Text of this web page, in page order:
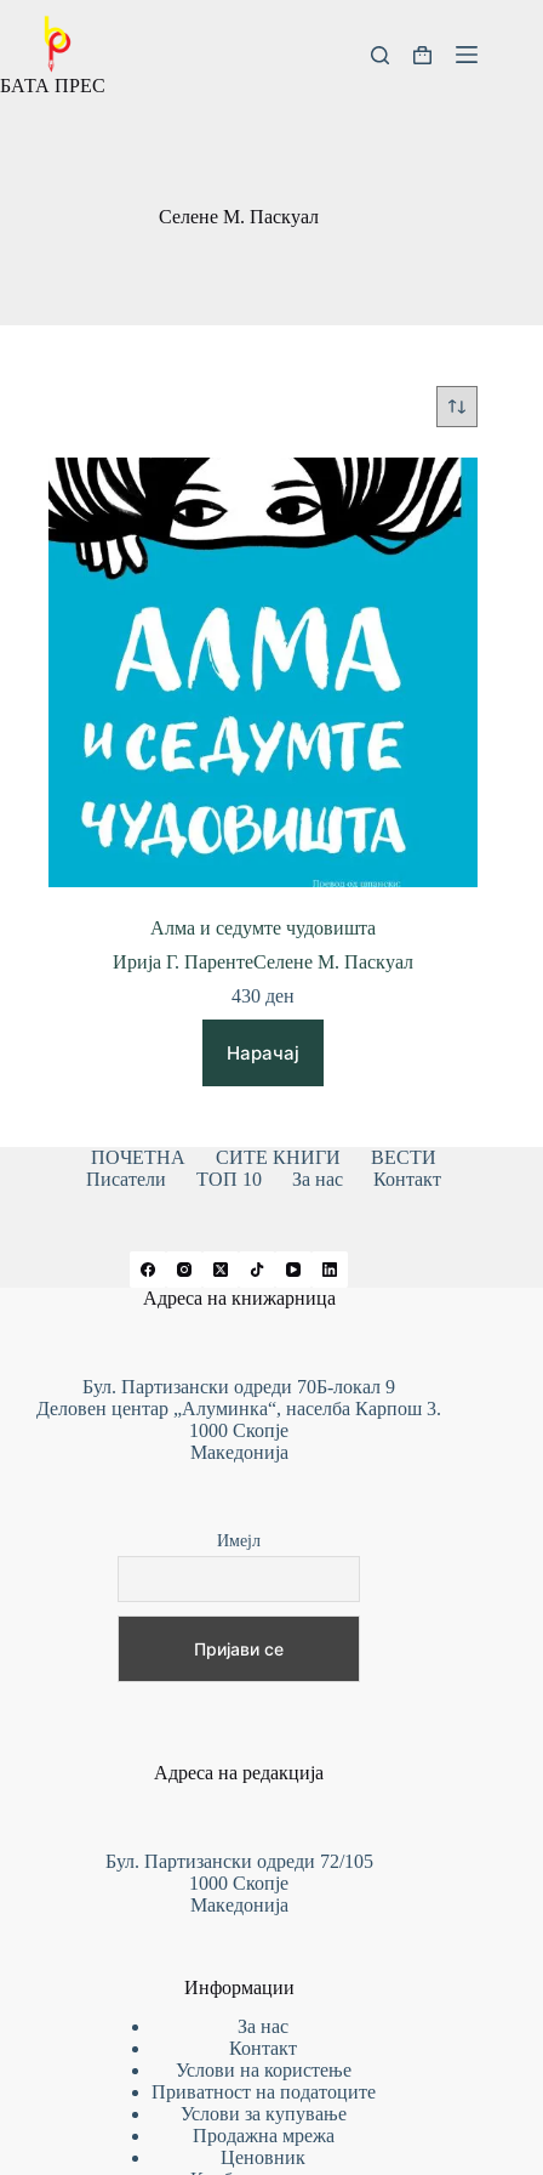
содржината
БАТА ПРЕС
Кошничка
Селене М. Паскуал
Алма и седумте чудовишта
Ирија Г. ПарентеСелене М. Паскуал
430 ден
Нарачај
ПОЧЕТНА СИТЕ КНИГИ
ВЕСТИ
Писатели
ТОП 10 За нас Контакт
Адреса на книжарница
Бул. Партизански одреди 70Б-локал 9
Деловен центар „Алуминка“, населба Карпош 3.
1000 Скопје
Македонија
Имејл
Адреса на редакција
Бул. Партизански одреди 72/105
1000 Скопје
Македонија
Информации
За нас
Контакт
Услови на користење
Приватност на податоците
Услови за купување
Продажна мрежа
Ценовник